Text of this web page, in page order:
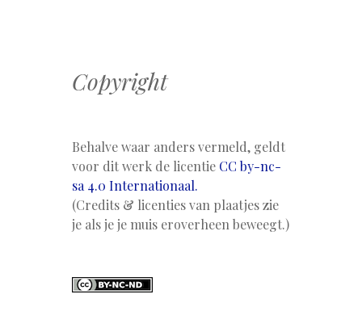
Copyright
Behalve waar anders vermeld, geldt
voor dit werk de licentie CC by-nc-
sa 4.0 Internationaal.
(Credits & licenties van plaatjes zie
je als je je muis eroverheen beweegt.)